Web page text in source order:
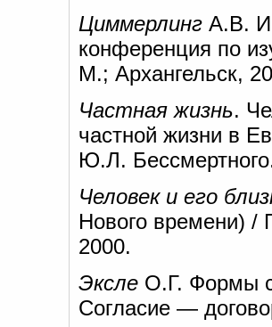
Циммерлинг А.В.
конференция по
М.; Архангельск,
Частная жизнь.
частной жизни в
Ю.Л.
Человек и его
Нового времени)
2000.
Эксле О.Г. Формы
Согласие —